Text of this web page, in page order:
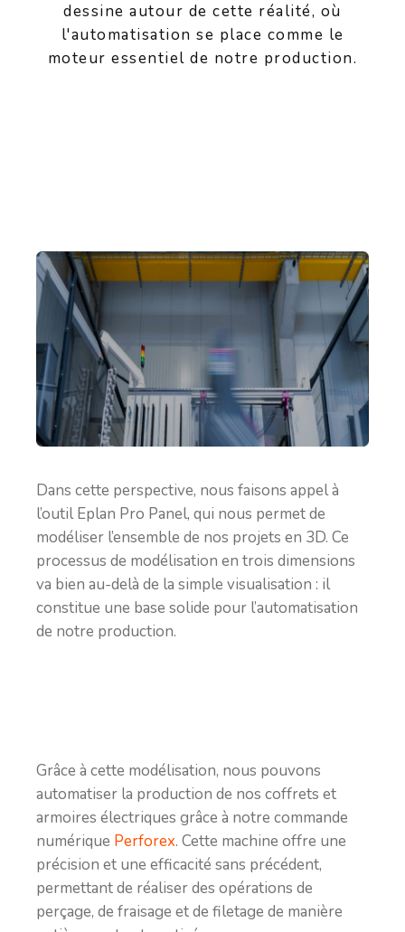
dessine autour de cette réalité, où
l'automatisation se place comme le
moteur essentiel de notre production.
Dans cette perspective, nous faisons appel à
l’outil Eplan Pro Panel, qui nous permet de
modéliser l’ensemble de nos projets en 3D. Ce
processus de modélisation en trois dimensions
va bien au-delà de la simple visualisation : il
constitue une base solide pour l’automatisation
de notre production.
Grâce à cette modélisation, nous pouvons
automatiser la production de nos coffrets et
armoires électriques grâce à notre commande
numérique Perforex. Cette machine offre une
précision et une efficacité sans précédent,
permettant de réaliser des opérations de
perçage, de fraisage et de filetage de manière